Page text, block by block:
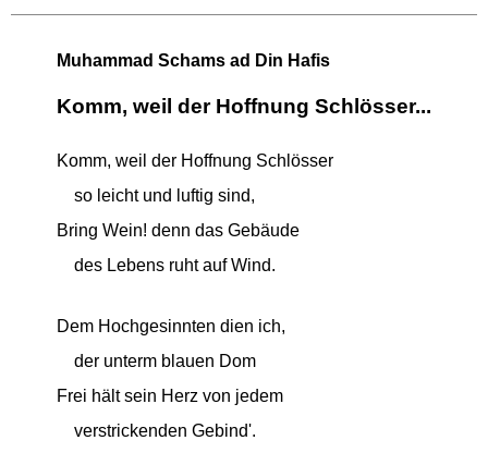
Muhammad Schams ad Din Hafis
Komm, weil der Hoffnung Schlösser...
Komm, weil der Hoffnung Schlösser
so leicht und luftig sind,
Bring Wein! denn das Gebäude
des Lebens ruht auf Wind.
Dem Hochgesinnten dien ich,
der unterm blauen Dom
Frei hält sein Herz von jedem
verstrickenden Gebind'.